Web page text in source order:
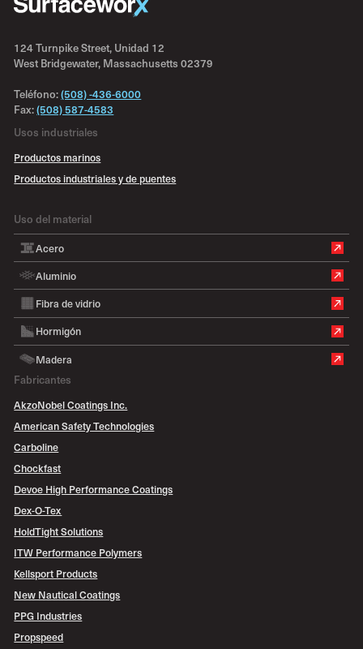
124 Turnpike Street, Unidad 12
West Bridgewater, Massachusetts 02379
Teléfono:(508) -436-6000
Fax:(508) 587-4583
Usos industriales
Productos marinos
Productos industriales y de puentes
Uso del material
Acero
Aluminio
Fibra de vidrio
Hormigón
Madera
Fabricantes
AkzoNobel Coatings Inc.
American Safety Technologies
Carboline
Chockfast
Devoe High Performance Coatings
Dex-O-Tex
HoldTight Solutions
ITW Performance Polymers
Kellsport Products
New Nautical Coatings
PPG Industries
Propspeed